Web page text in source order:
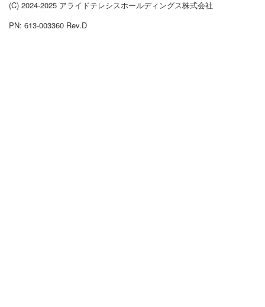
(C) 2024-2025 アライドテレシスホールディングス株式会社
PN: 613-003360 Rev.D